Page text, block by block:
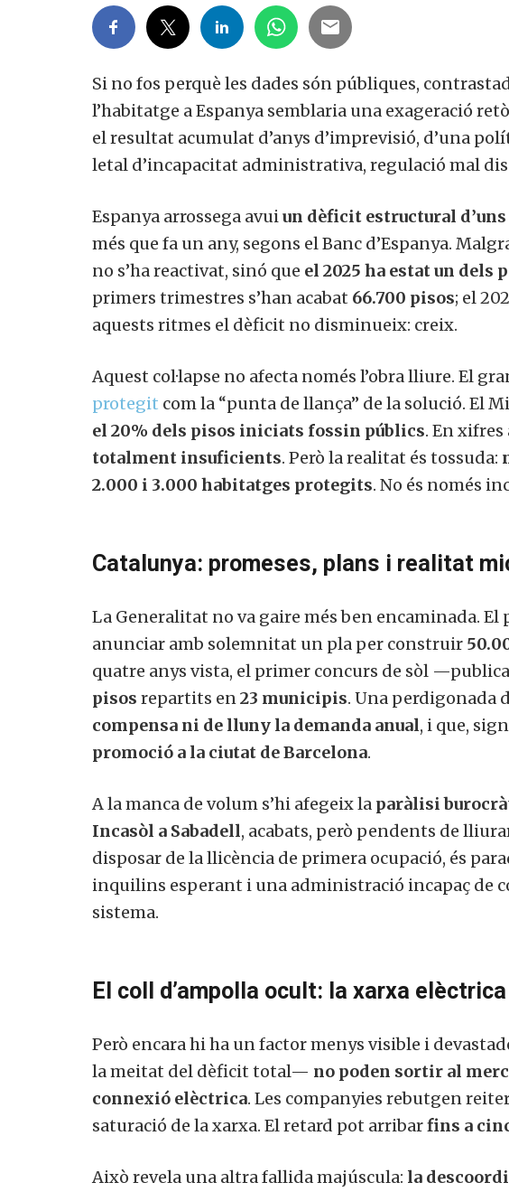
Si no fos perquè les dades són públiques,
l’habitatge a Espanya semblaria una exageració
el resultat acumulat d’anys d’imprevisió, d’una
letal d’incapacitat administrativa, regulació mal
Espanya arrossega avuiun dèficit estructural
més que fa un any, segons el Banc d’Espanya.
no s’ha reactivat, sinó que el 2025 ha estat un dels
primers trimestres s’han acabat 66.700 pisos; el
aquests ritmes el dèficit no disminueix: creix.
Aquest col·lapse no afecta només l’obra lliure. El
protegit com la “punta de llança” de la solució. El
el 20% dels pisos iniciats fossin públics. En
totalment insuficients. Però la realitat és tossuda:
2.000 i 3.000 habitatges protegits. No és només
Catalunya: promeses, plans i realitat
La Generalitat no va gaire més ben encaminada. El
anunciar amb solemnitat un pla per construir
quatre anys vista, el primer concurs de sòl
pisos repartits en23 municipis. Una perdigonada
compensa ni de lluny la demanda anual, i que,
promoció a la ciutat de Barcelona.
A la manca de volum s’hi afegeix la paràlisi
Incasòl a Sabadell, acabats, però pendents de
disposar de la llicència de primera ocupació, és
inquilins esperant i una administració incapaç de
sistema.
El coll d’ampolla ocult: la xarxa elèctrica
Però encara hi ha un factor menys visible i
la meitat del dèficit total— no poden sortir al
connexió elèctrica. Les companyies rebutgen
saturació de la xarxa. El retard pot arribarfins a
Això revela una altra fallida majúscula: la